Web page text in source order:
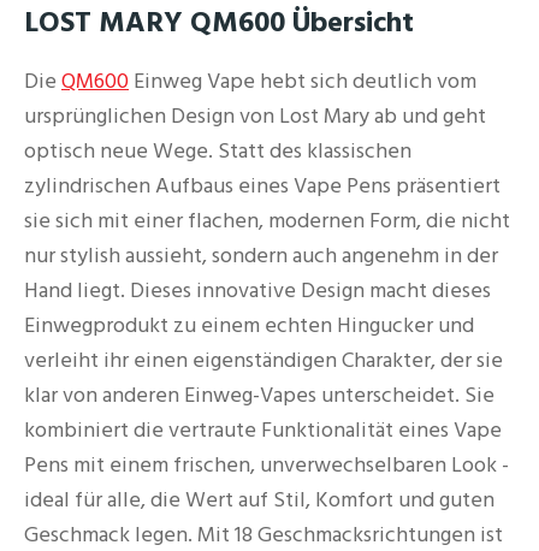
LOST MARY QM600 Übersicht
Die QM600 Einweg Vape hebt sich deutlich vom
ursprünglichen Design von Lost Mary ab und geht
optisch neue Wege. Statt des klassischen
zylindrischen Aufbaus eines Vape Pens präsentiert
sie sich mit einer flachen, modernen Form, die nicht
nur stylish aussieht, sondern auch angenehm in der
Hand liegt. Dieses innovative Design macht dieses
Einwegprodukt zu einem echten Hingucker und
verleiht ihr einen eigenständigen Charakter, der sie
klar von anderen Einweg-Vapes unterscheidet. Sie
kombiniert die vertraute Funktionalität eines Vape
Pens mit einem frischen, unverwechselbaren Look -
ideal für alle, die Wert auf Stil, Komfort und guten
Geschmack legen. Mit 18 Geschmacksrichtungen ist